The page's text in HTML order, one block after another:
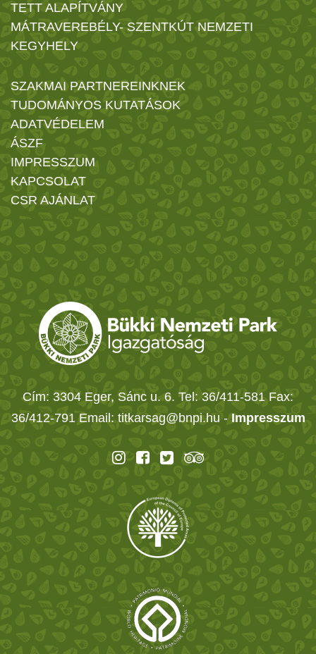
TETT ALAPÍTVÁNY
MÁTRAVEREBÉLY- SZENTKÚT NEMZETI
KEGYHELY
SZAKMAI PARTNEREINKNEK
TUDOMÁNYOS KUTATÁSOK
ADATVÉDELEM
ÁSZF
IMPRESSZUM
KAPCSOLAT
CSR AJÁNLAT
Cím: 3304 Eger, Sánc u. 6. Tel: 36/411-581 Fax:
36/412-791 Email: titkarsag@bnpi.hu - Impresszum